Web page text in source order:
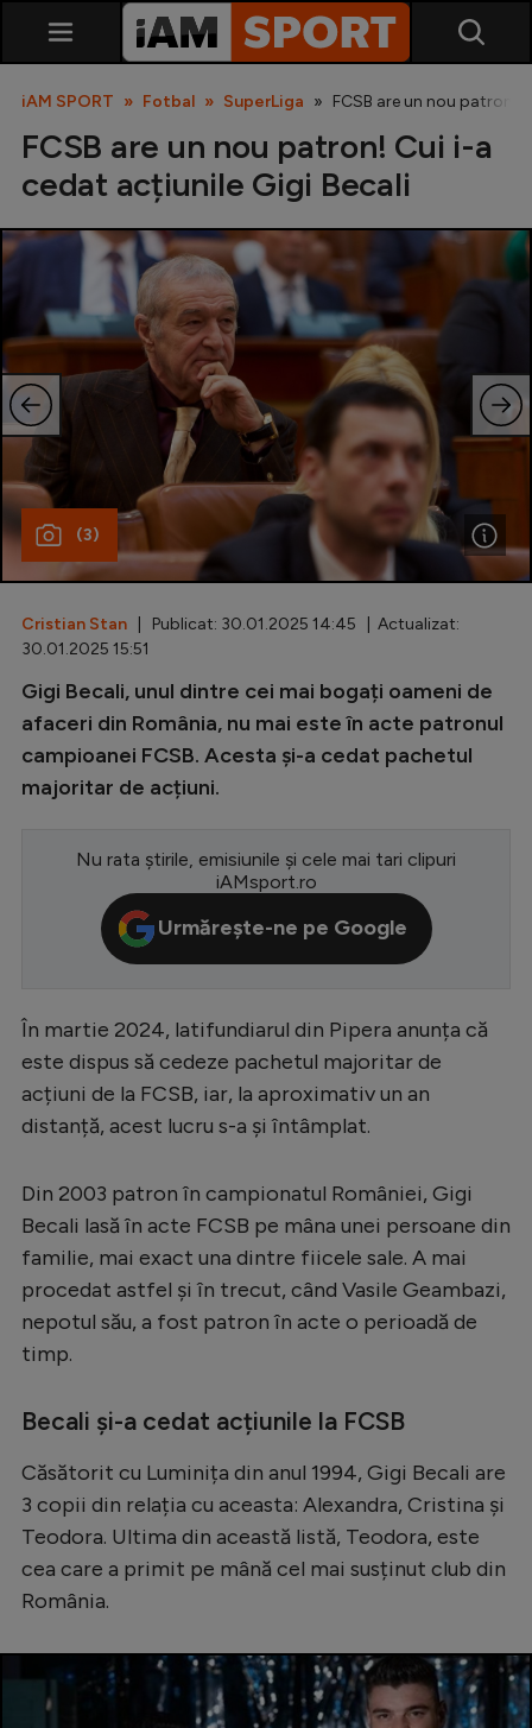
SuperLiga
Liga 2
Cupa României
Echipa Națională
U21
Fotbal feminin
Special
Diverse
Inedit
Clasamente
Europa League
Conference League
CM 2026
LaLiga
Serie A
Bundesliga
Ligue 1
Campionate
Starurile fotbalului
EURO 2024
Tenis
Handbal
Formula 1
Gimnastică
iAM SPORT Fotbal SuperLiga FCSB are un nou patron!
FCSB are un nou patron! Cui i-a
cedat acțiunile Gigi Becali
(3)
Cristian Stan | Publicat: 30.01.2025 14:45 | Actualizat:
30.01.2025 15:51
Gigi Becali, unul dintre cei mai bogați oameni de
afaceri din România, nu mai este în acte patronul
campioanei FCSB. Acesta și-a cedat pachetul
majoritar de acțiuni.
Nu rata știrile, emisiunile și cele mai tari clipuri
iAMsport.ro
Urmărește-ne pe Google
În martie 2024, latifundiarul din Pipera anunța că
este dispus să cedeze pachetul majoritar de
acțiuni de la FCSB, iar, la aproximativ un an
distanță, acest lucru s-a și întâmplat.
Din 2003 patron în campionatul României, Gigi
Becali lasă în acte FCSB pe mâna unei persoane din
familie, mai exact una dintre fiicele sale. A mai
procedat astfel și în trecut, când Vasile Geambazi,
nepotul său, a fost patron în acte o perioadă de
timp.
Becali și-a cedat acțiunile la FCSB
Căsătorit cu Luminița din anul 1994, Gigi Becali are
3 copii din relația cu aceasta: Alexandra, Cristina și
Teodora. Ultima din această listă, Teodora, este
cea care a primit pe mână cel mai susținut club din
România.